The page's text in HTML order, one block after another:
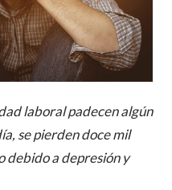
laboral padecen algún
se pierden doce mil
debido a depresión y